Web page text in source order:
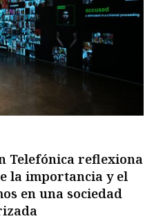
Telefónica reflexiona
la importancia y el
en una sociedad